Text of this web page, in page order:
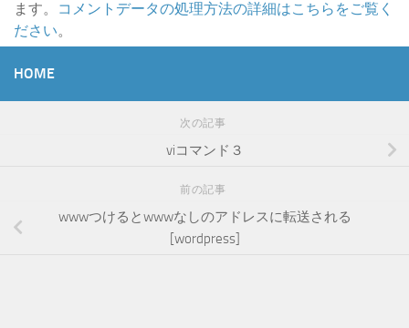
ます。
コメントデータの処理方法の詳細はこちらをご覧く
ださい。
HOME
次の記事
viコマンド３
前の記事
wwwつけるとwwwなしのアドレスに転送される
[wordpress]